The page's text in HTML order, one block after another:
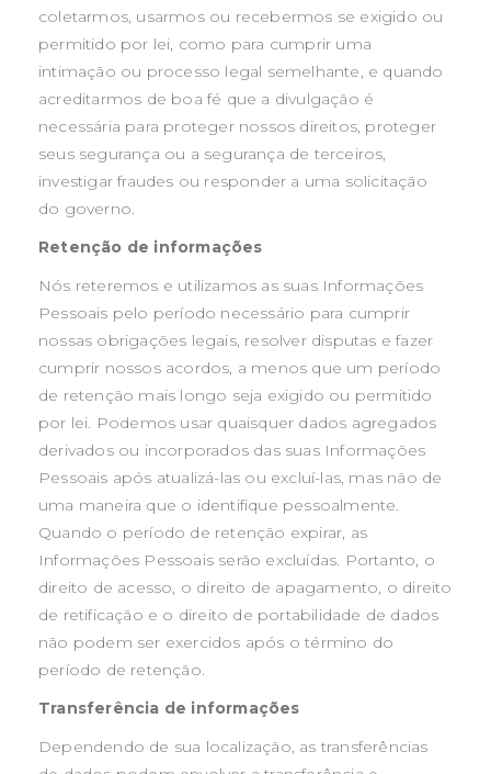
coletarmos, usarmos ou recebermos se exigido ou
permitido por lei, como para cumprir uma
intimação ou processo legal semelhante, e quando
acreditarmos de boa fé que a divulgação é
necessária para proteger nossos direitos, proteger
seus segurança ou a segurança de terceiros,
investigar fraudes ou responder a uma solicitação
do governo.
Retenção de informações
Nós reteremos e utilizamos as suas Informações
Pessoais pelo período necessário para cumprir
nossas obrigações legais, resolver disputas e fazer
cumprir nossos acordos, a menos que um período
de retenção mais longo seja exigido ou permitido
por lei. Podemos usar quaisquer dados agregados
derivados ou incorporados das suas Informações
Pessoais após atualizá-las ou excluí-las, mas não de
uma maneira que o identifique pessoalmente.
Quando o período de retenção expirar, as
Informações Pessoais serão excluídas. Portanto, o
direito de acesso, o direito de apagamento, o direito
de retificação e o direito de portabilidade de dados
não podem ser exercidos após o término do
período de retenção.
Transferência de informações
Dependendo de sua localização, as transferências